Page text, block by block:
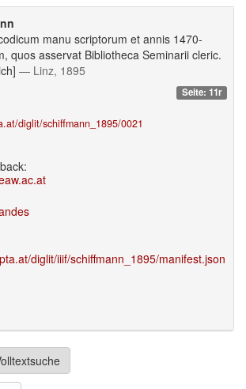
manu scriptorum et annis 1470-
quos asservat Bibliotheca Seminarii cleric.
— Linz, 1895
Seite: 11r
diglit/schiffmann_1895/0021
diglit/iiif/schiffmann_1895/manifest.json